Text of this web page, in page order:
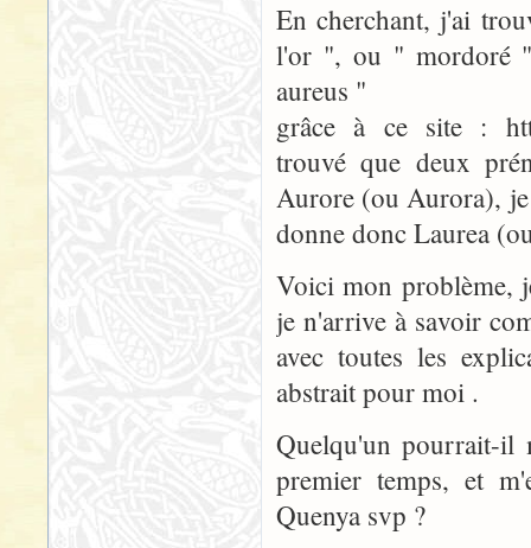
En cherchant, j'ai
l'or ", ou " mordoré
aureus "
grâce à ce site :
trouvé que deux
Aurore (ou Aurora),
donne donc Laurea
Voici mon problème,
je n'arrive à savoir
avec toutes les
abstrait pour moi .
Quelqu'un pourrait-il
premier temps, et
Quenya svp ?